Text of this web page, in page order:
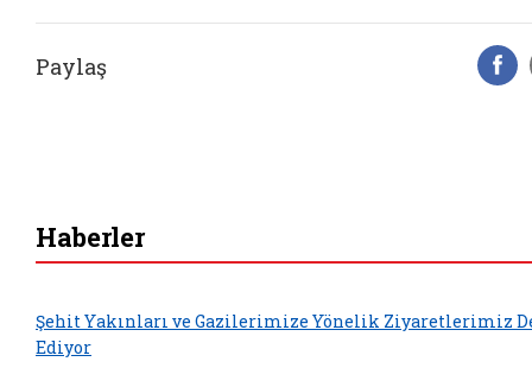
Paylaş
Haberler
Şehit Yakınları ve Gazilerimize Yönelik Ziyaretlerimiz
Ediyor